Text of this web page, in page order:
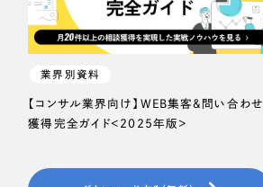
業界別資料
【コンサル業界向け】WEB集客＆問い合わせ
獲得完全ガイド＜2025年版＞